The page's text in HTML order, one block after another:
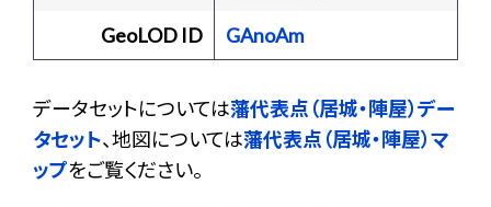
GeoLOD ID
GAnoAm
データセットについては藩代表点（居城・陣屋）デー
タセット、地図については藩代表点（居城・陣屋）マ
ップをご覧ください。